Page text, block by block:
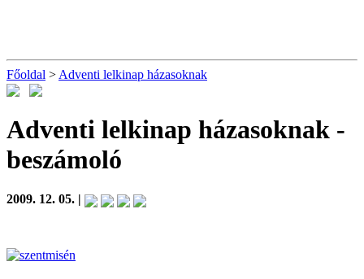
Főoldal > Adventi lelkinap házasoknak
Adventi lelkinap házasoknak -
beszámoló
2009. 12. 05. |